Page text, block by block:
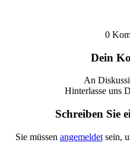
0
Dein
An
Hinterlasse uns
Schreiben Sie
Sie müssen angemeldetsein,